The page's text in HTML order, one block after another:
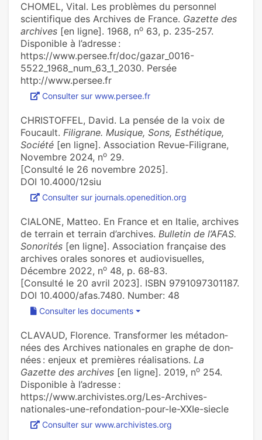
CHOMEL, Vital. Les problèmes du personnel
scientifique des Archives de France. Gazette des
archives [en ligne]. 1968, no 63, p. 235‑257.
Disponible à l’adresse :
https://www.persee.fr/doc/gazar_0016-
5522_1968_num_63_1_2030. Persée
http://www.persee.fr
Consulter sur www.persee.fr
CHRISTOFFEL, David. La pensée de la voix de
Foucault. Filigrane. Musique, Sons, Esthétique,
Société [en ligne]. Association Revue-Filigrane,
Novembre 2024, no 29.
[Consulté le 26 novembre 2025].
DOI 10.4000/12siu
Consulter sur journals.openedition.org
CIALONE, Matteo. En France et en Italie, archives
de terrain et terrain d’archives. Bulletin de l’AFAS.
Sonorités [en ligne]. Association française des
archives orales sonores et audiovisuelles,
Décembre 2022, no 48, p. 68‑83.
[Consulté le 20 avril 2023]. ISBN 9791097301187.
DOI 10.4000/afas.7480. Number: 48
Consulter les documents
CLAVAUD, Florence. Transformer les méta­don­
nées des Archives natio­na­les en graphe de don­
nées : enjeux et pre­miè­res réa­li­sa­tions. La
Gazette des archives [en ligne]. 2019, no 254.
Disponible à l’adresse :
https://www.archivistes.org/Les-Archives-
nationales-une-refondation-pour-le-XXIe-siecle
Consulter sur www.archivistes.org